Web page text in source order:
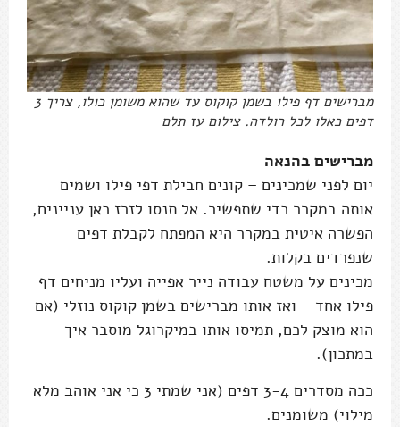
מברישים דף פילו בשמן קוקוס עד שהוא משומן כולו, צריך 3
דפים כאלו לכל רולדה. צילום עז תלם
מברישים בהנאה
יום לפני שמכינים – קונים חבילת דפי פילו ושמים
אותה במקרר כדי שתפשיר. אל תנסו לזרז כאן עניינים,
הפשרה איטית במקרר היא המפתח לקבלת דפים
שנפרדים בקלות.
מכינים על משטח עבודה נייר אפייה ועליו מניחים דף
פילו אחד – ואז אותו מברישים בשמן קוקוס נוזלי (אם
הוא מוצק לכם, תמיסו אותו במיקרוגל מוסבר איך
במתכון).
ככה מסדרים 3-4 דפים (אני שמתי 3 כי אני אוהב מלא
מילוי) משומנים.